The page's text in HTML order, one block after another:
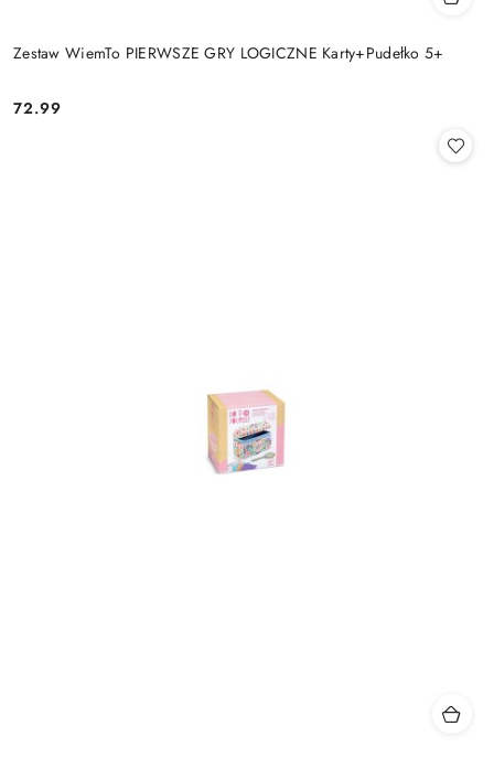
Zestaw WiemTo PIERWSZE GRY LOGICZNE Karty+Pudełko 5+
Cena:
72.99